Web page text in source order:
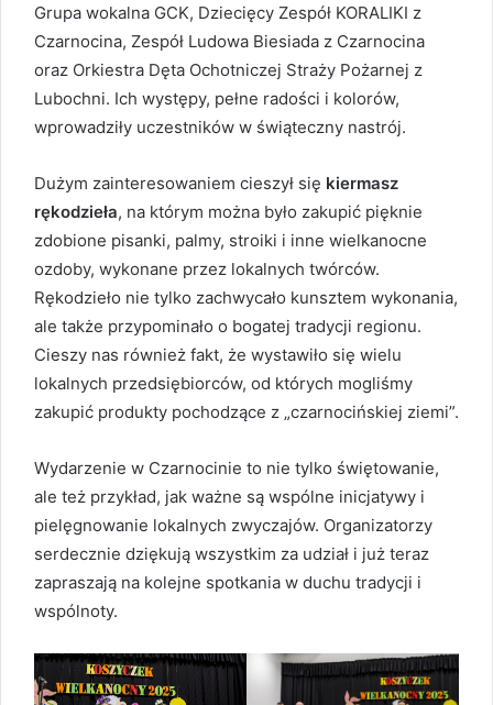
Grupa wokalna GCK, Dziecięcy Zespół KORALIKI z
Czarnocina, Zespół Ludowa Biesiada z Czarnocina
oraz Orkiestra Dęta Ochotniczej Straży Pożarnej z
Lubochni. Ich występy, pełne radości i kolorów,
wprowadziły uczestników w świąteczny nastrój.
Dużym zainteresowaniem cieszył się kiermasz
rękodzieła, na którym można było zakupić pięknie
zdobione pisanki, palmy, stroiki i inne wielkanocne
ozdoby, wykonane przez lokalnych twórców.
Rękodzieło nie tylko zachwycało kunsztem wykonania,
ale także przypominało o bogatej tradycji regionu.
Cieszy nas również fakt, że wystawiło się wielu
lokalnych przedsiębiorców, od których mogliśmy
zakupić produkty pochodzące z „czarnocińskiej ziemi”.
Wydarzenie w Czarnocinie to nie tylko świętowanie,
ale też przykład, jak ważne są wspólne inicjatywy i
pielęgnowanie lokalnych zwyczajów. Organizatorzy
serdecznie dziękują wszystkim za udział i już teraz
zapraszają na kolejne spotkania w duchu tradycji i
wspólnoty.